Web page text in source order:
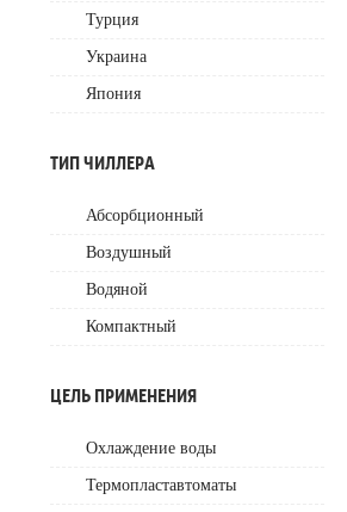
Турция
Украина
Япония
ТИП ЧИЛЛЕРА
Абсорбционный
Воздушный
Водяной
Компактный
ЦЕЛЬ ПРИМЕНЕНИЯ
Охлаждение воды
Термопластавтоматы